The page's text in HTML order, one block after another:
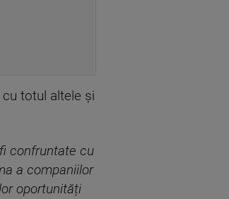
totul altele și
confruntate cu
a companiilor
oportunități